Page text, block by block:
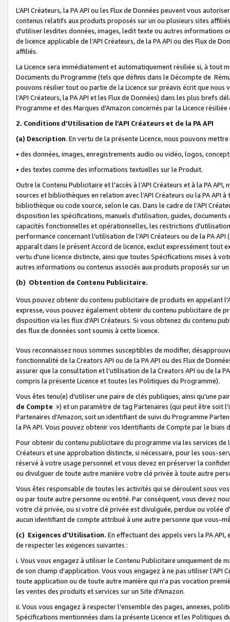
L’API Créateurs, la PA API ou les Flux de Données peuvent vous
contenus relatifs aux produits proposés sur un ou plusieurs sites
d'utiliser lesdites données, images, ledit texte ou autres informations
de licence applicable de l’API Créateurs, de la PA API ou des Flux de
affiliés.
La Licence sera immédiatement et automatiquement résiliée si, à
Documents du Programme (tels que définis dans le Décompte de
pouvons résilier tout ou partie de la Licence sur préavis écrit que
l’API Créateurs, la PA API et les Flux de Données) dans les plus
Programme et des Marques d'Amazon concernés par la Licence
2. Conditions d'Utilisation de l’API Créateurs et de la PA API
(a) Description. En vertu de la présente Licence, nous pouvons
• des données, images, enregistrements audio ou vidéo, logos,
• des textes comme des informations textuelles sur le Produit.
Outre le Contenu Publicitaire et l'accès à l’API Créateurs et à la PA
sources et bibliothèques en relation avec l’API Créateurs ou la PA
bibliothèque ou code source, selon le cas. Dans le cadre de l’API
disposition les spécifications, manuels d'utilisation, guides,
capacités fonctionnelles et opérationnelles, les restrictions
performance concernant l'utilisation de l’API Créateurs ou de la PA
apparaît dans le présent Accord de licence, exclut expressément tout
vertu d'une licence distincte, ainsi que toutes Spécifications mises à
autres informations ou contenus associés aux produits proposés sur
(b) Obtention de Contenu Publicitaire.
Vous pouvez obtenir du contenu publicitaire de produits en appelant
expresse, vous pouvez également obtenir du contenu publicitaire de
disposition via les flux d'API Créateurs. Si vous obtenez du contenu
des flux de données sont soumis à cette licence.
Vous reconnaissez nous sommes susceptibles de modifier,
fonctionnalité de la Creators API ou de la PA API ou des Flux de
assurer que la consultation et l'utilisation de la Creators API ou de la
compris la présente Licence et toutes les Politiques du Programme).
Vous êtes tenu(e) d'utiliser une paire de clés publiques, ainsi qu'une
de Compte ») et un paramètre de tag Partenaires (qui peut être soit
Partenaires d'Amazon, soit un identifiant de suivi du Programme
la PA API. Vous pouvez obtenir vos Identifiants de Compte par le biais
Pour obtenir du contenu publicitaire du programme via les services
Créateurs et une approbation distincte, si nécessaire, pour les sous-
réservé à votre usage personnel et vous devez en préserver la
ou divulguer de toute autre manière votre clé privée à toute autre
Vous êtes responsable de toutes les activités qui se déroulent sous
ou par toute autre personne ou entité. Par conséquent, vous devez
votre clé privée, ou si votre clé privée est divulguée, perdue ou volée
aucun identifiant de compte attribué à une autre personne que vous-
(c) Exigences d'Utilisation. En effectuant des appels vers la PA
de respecter les exigences suivantes :
i. Vous vous engagez à utiliser le Contenu Publicitaire uniquement de
de son champ d'application. Vous vous engagez à ne pas utiliser l’API
toute application ou de toute autre manière qui n'a pas vocation
les ventes des produits et services sur un Site d'Amazon.
ii. Vous vous engagez à respecter l'ensemble des pages, annexes,
Spécifications mentionnées dans la présente Licence et les Politiques